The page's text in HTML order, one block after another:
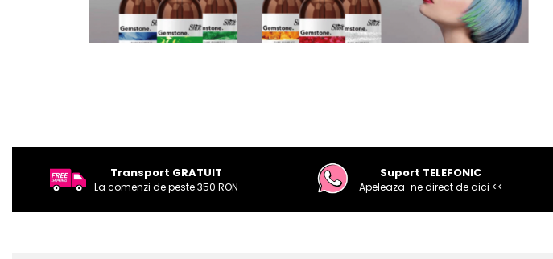
Transport GRATUIT
La comenzi de peste 350 RON
Suport TELEFONIC
Apeleaza-ne direct de aici <<